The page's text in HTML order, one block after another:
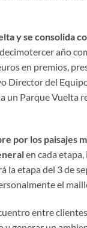
y se consolida
año
en premios,
Director del
un Parque Vuelta
por los paisajes
en cada
la etapa del 3 de
el
entre